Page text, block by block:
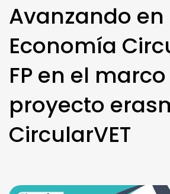
Avanzando en
Economía
FP en el
proyecto
CircularVET